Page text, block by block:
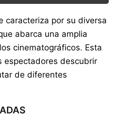
caracteriza por su diversa
abarca una amplia
cinematográficos. Esta
espectadores descubrir
de diferentes